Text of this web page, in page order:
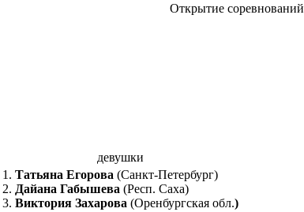
Открытие соревнований
девушки
1. Татьяна Егорова (Санкт-Петербург)
2. Дайана Габышева (Респ. Саха)
3. Виктория Захарова (Оренбургская обл.)